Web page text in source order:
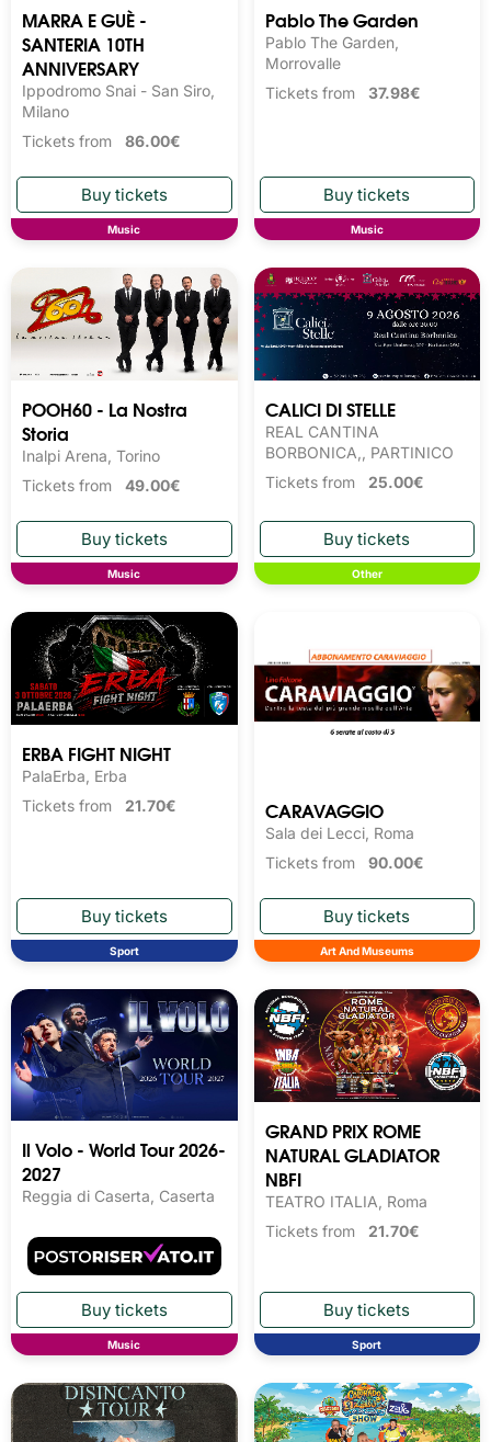
MARRA E GUÈ -
SANTERIA 10TH
ANNIVERSARY
Ippodromo Snai - San Siro,
Milano
Tickets from 86.00€
Music
Pablo The Garden
Pablo The Garden,
Morrovalle
Tickets from 37.98€
Music
POOH60 - La Nostra
Storia
Inalpi Arena, Torino
Tickets from 49.00€
Music
CALICI DI STELLE
REAL CANTINA
BORBONICA,, PARTINICO
Tickets from 25.00€
Other
ERBA FIGHT NIGHT
PalaErba, Erba
Tickets from 21.70€
Sport
CARAVAGGIO
Sala dei Lecci, Roma
Tickets from 90.00€
Art And Museums
Il Volo - World Tour 2026-
2027
Reggia di Caserta, Caserta
Music
GRAND PRIX ROME
NATURAL GLADIATOR
NBFI
TEATRO ITALIA, Roma
Tickets from 21.70€
Sport